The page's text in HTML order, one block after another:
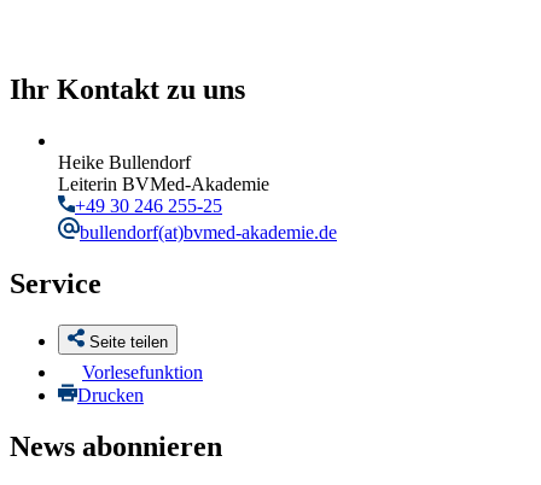
Ihr Kontakt zu uns
Heike Bullendorf
Leiterin BVMed-Akademie
+49 30 246 255-25
bullendorf(at)bvmed-akademie.de
Service
Seite teilen
Vorlesefunktion
Drucken
News abonnieren